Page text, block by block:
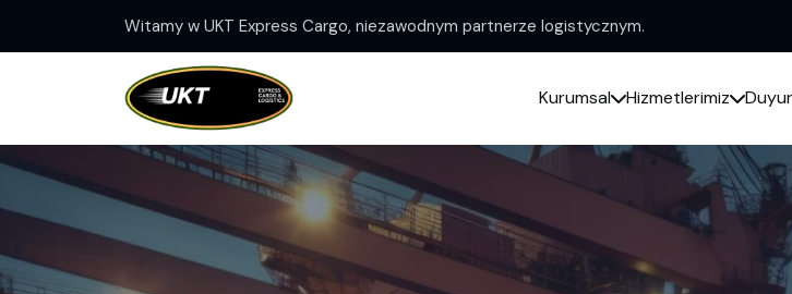
Witamy w UKT Express Cargo, niezawodnym partnerze logistycznym.
Kurumsal Hizmetlerimiz